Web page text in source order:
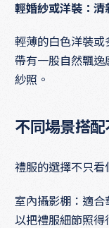
輕婚紗或洋裝：清
輕薄的白色洋裝或
帶有一股自然飄
紗照。
不同場景搭
禮服的選擇不只看
室內攝影棚：適
以把禮服細節照得